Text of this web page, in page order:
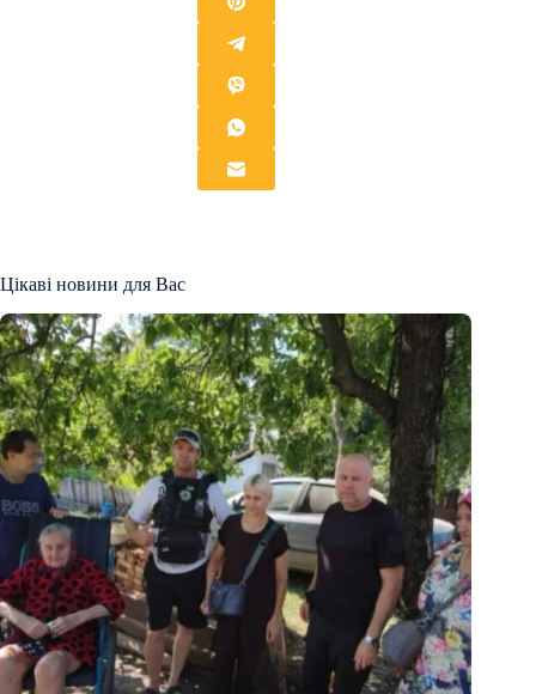
Цікаві новини для Вас